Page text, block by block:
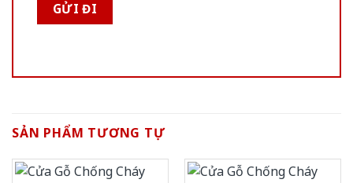
SẢN PHẨM TƯƠNG TỰ